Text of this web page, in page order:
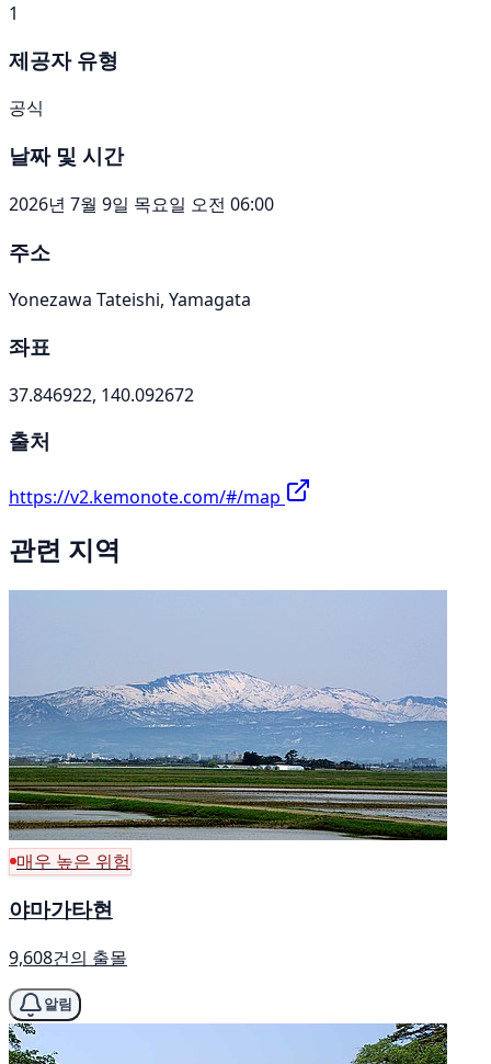
1
제공자 유형
공식
날짜 및 시간
2026년 7월 9일 목요일 오전 06:00
주소
Yonezawa Tateishi, Yamagata
좌표
37.846922, 140.092672
출처
https://v2.kemonote.com/#/map
관련 지역
매우 높은 위험
야마가타현
9,608건의 출몰
알림